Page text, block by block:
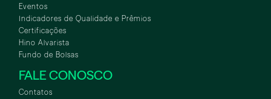
Eventos
Indicadores de Qualidade e Prêmios
Certificações
Hino Alvarista
Fundo de Bolsas
FALE CONOSCO
Contatos